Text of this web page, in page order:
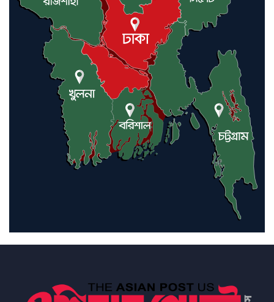
এবার চীনের দ্বারস্থ হলেন ডোনাল্ড
ট্রাম্প
ইরানে কঠোর হামলা অব্যাহত রাখতে
ট্রাম্পকে আহ্বান সৌদি আরবের
ইরাকসহ মধ্যপ্রাচ্যে ২৪ হামলা চালাল
ইরানপন্থি গোষ্ঠী
হরমুজ প্রণালী সুরক্ষায় মিত্ররা সাহায্য
না করলে ন্যাটোর ভবিষ্যৎ খারাপ